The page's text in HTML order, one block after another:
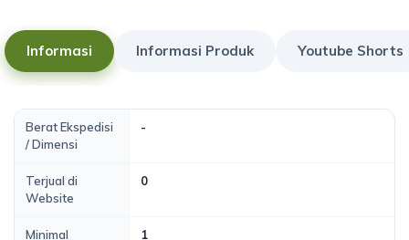
Informasi Informasi Produk Youtube Shorts
Berat Ekspedisi
/ Dimensi
-
Terjual di
Website
0
Minimal 1